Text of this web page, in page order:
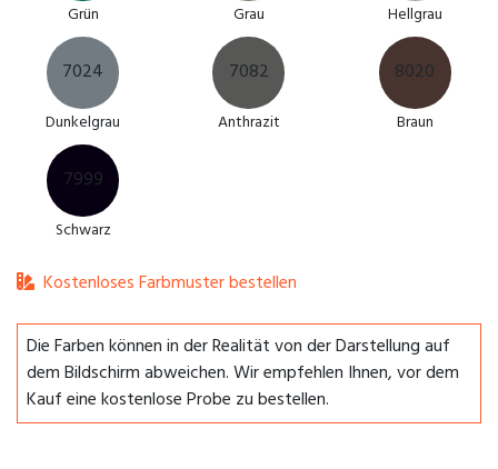
Grün Grau Hellgrau
7024
Dunkelgrau
7082
Anthrazit
8020
Braun
7999
Schwarz
Kostenloses Farbmuster bestellen
Die Farben können in der Realität von der Darstellung auf
dem Bildschirm abweichen. Wir empfehlen Ihnen, vor dem
Kauf eine kostenlose Probe zu bestellen.